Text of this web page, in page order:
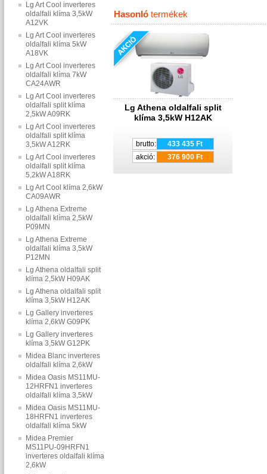
Lg Art Cool inverteres
oldalfali klíma 3,5kW
A12VK
Lg Art Cool inverteres
oldalfali klíma 5kW
A18VK
Lg Art Cool inverteres
oldalfali klíma 7kW
CA24AWR
Lg Art Cool inverteres
oldalfali split klíma
2,5kW A09RK
Lg Art Cool inverteres
oldalfali split klíma
3,5kW A12RK
Lg Art Cool inverteres
oldalfali split klíma
5,2kW A18RK
Lg Art Cool klíma 2,6kW
CA09AWR
Lg Athena Extreme
oldalfali klíma 2,5kW
P09MN
Lg Athena Extreme
oldalfali klíma 3,5kW
P12MN
Lg Athena oldalfali split
klíma 2,5kW H09AK
Lg Athena oldalfali split
klíma 3,5kW H12AK
Lg Gallery inverteres
klíma 2,6kW G09PK
Lg Gallery inverteres
klíma 3,5kW G12PK
Midea Blanc inverteres
oldalfali klíma 2,6kW
Midea Oasis MS11MU-
12HRFN1 inverteres
oldalfali klíma 3,5kW
Midea Oasis MS11MU-
18HRFN1 inverteres
oldalfali klíma 5kW
Midea Premier
MS11PU-09HRFN1
inverteres oldalfali klíma
2,6kW
Hasonló termékek
Lg Athena oldalfali split
klíma 3,5kW H12AK
brutto:
433 435 Ft
akció:
376 900 Ft